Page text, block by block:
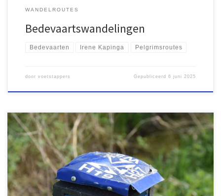
WANDELROUTES
Bedevaartswandelingen
Bedevaarten Irene Kapinga Pelgrimsroutes
door voetstappers Gepubliceerd6 juni 2025
Drie jaar geleden begon ik aan een wandelgids voor het Rijk van
Nijmegen, maar het ontbrekende knooppuntennetwerk hinderde
de voortgang. Nu, begin 2025, is het netwerk klaar en heb ik
zestien routes ontworpen. Ondanks de vernieuwing van de
bewegwijzering, lijkt de samenwerking met bestaande systemen